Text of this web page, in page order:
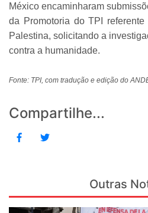
México encaminharam
da Promotoria do TPI
Palestina, solicitando a
contra a humanidade.
Fonte: TPI, com tradução e edição do
Compartilhe...
Outras